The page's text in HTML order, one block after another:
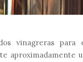
vinagreras
aproximadamente